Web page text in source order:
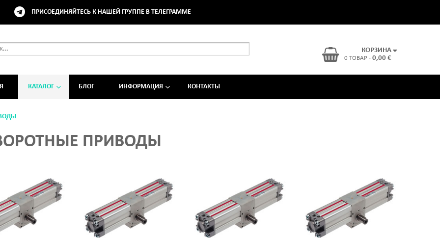
ПРИСОЕДИНЯЙТЕСЬ К НАШЕЙ ГРУППЕ В ТЕЛЕГРАММЕ
КОРЗИНА
0 ТОВАР - 0,00 €
КАТАЛОГ БЛОГ ИНФОРМАЦИЯ КОНТАКТЫ
ПРИВОДЫ